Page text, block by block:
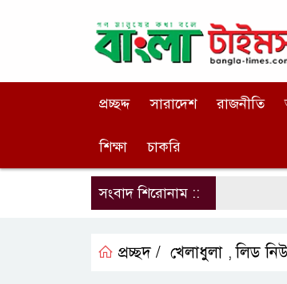
প্রচ্ছদ্দ সারাদেশ রাজনীতি
শিক্ষা চাকরি
সংবাদ শিরোনাম ::
প্রচ্ছদ / খেলাধুলা ,লিড